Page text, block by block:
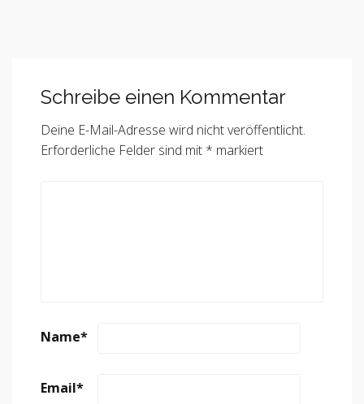
Schreibe einen Kommentar
Deine E-Mail-Adresse wird nicht veröffentlicht.
Erforderliche Felder sind mit * markiert
Name*
Email*